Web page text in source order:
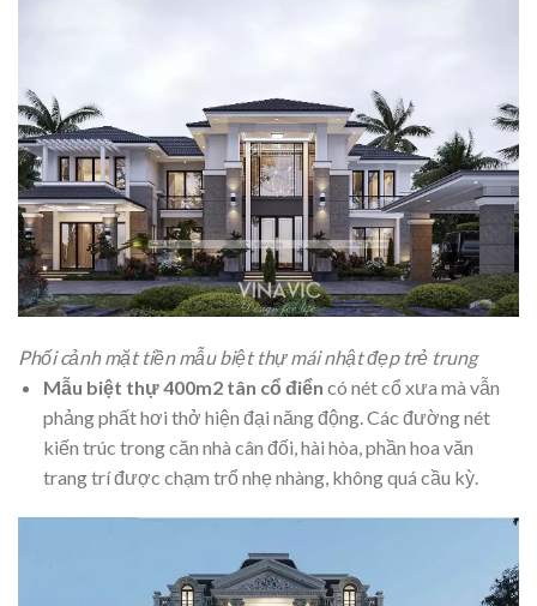
Phối cảnh mặt tiền mẫu biệt thự mái nhật đẹp trẻ trung
Mẫu biệt thự 400m2 tân cổ điển có nét cổ xưa mà vẫn
phảng phất hơi thở hiện đại năng động. Các đường nét
kiến trúc trong căn nhà cân đối, hài hòa, phần hoa văn
trang trí được chạm trổ nhẹ nhàng, không quá cầu kỳ.